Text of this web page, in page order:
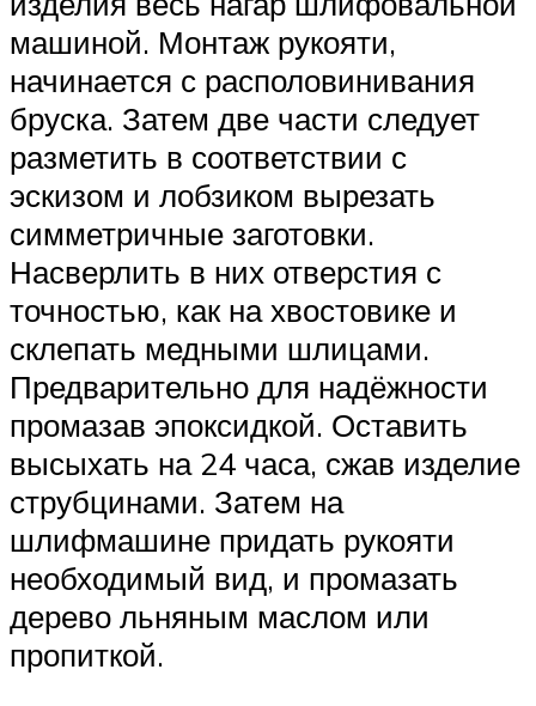
машиной. Монтаж рукояти,
начинается с располовинивания
бруска. Затем две части следует
разметить в соответствии с
эскизом и лобзиком вырезать
симметричные заготовки.
Насверлить в них отверстия с
точностью, как на хвостовике и
склепать медными шлицами.
Предварительно для надёжности
промазав эпоксидкой. Оставить
высыхать на 24 часа, сжав изделие
струбцинами. Затем на
шлифмашине придать рукояти
необходимый вид, и промазать
дерево льняным маслом или
пропиткой.